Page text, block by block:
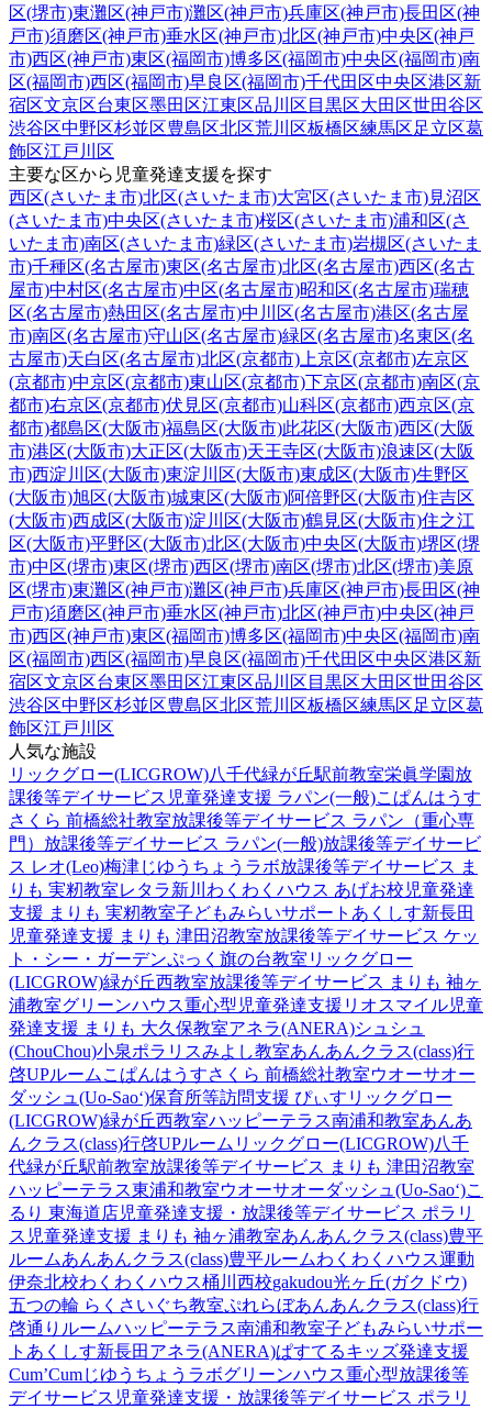
区(堺市)東灘区(神戸市)灘区(神戸市)兵庫区(神戸市)長田区(神
戸市)須磨区(神戸市)垂水区(神戸市)北区(神戸市)中央区(神戸
市)西区(神戸市)東区(福岡市)博多区(福岡市)中央区(福岡市)南
区(福岡市)西区(福岡市)早良区(福岡市)千代田区中央区港区新
宿区文京区台東区墨田区江東区品川区 目黒区大田区世田谷区
渋谷区中野区杉並区豊島区北区荒川区板橋区練馬区足立区葛
飾区江戸川区
主要な区から児童発達支援を探す
西区(さいたま市)北区(さいたま市)大宮区(さいたま市)見沼区
(さいたま市)中央区(さいたま市)桜区(さいたま市)浦和区(さ
いたま市)南区(さいたま市)緑区(さいたま市)岩槻区(さいたま
市)千種区(名古屋市)東区(名古屋市)北区(名古屋市)西区(名古
屋市)中村区(名古屋市)中区(名古屋市)昭和区(名古屋市)瑞穂
区(名古屋市)熱田区(名古屋市)中川区(名古屋市)港区(名古屋
市)南区(名古屋市)守山区(名古屋市)緑区(名古屋市)名東区(名
古屋市)天白区(名古屋市)北区(京都市) 上京区(京都市)左京区
(京都市)中京区(京都市)東山区(京都市)下京区(京都市)南区(京
都市)右京区(京都市)伏見区(京都市)山科区(京都市)西京区(京
都市)都島区(大阪市)福島区(大阪市)此花区(大阪市)西区(大阪
市)港区(大阪市)大正区(大阪市)天王寺区(大阪市)浪速区(大阪
市)西淀川区(大阪市)東淀川区(大阪市)東成区(大阪市)生野区
(大阪市)旭区(大阪市)城東区(大阪市)阿倍野区(大阪市)住吉区
(大阪市)西成区(大阪市)淀川区(大阪市)鶴見区(大阪市)住之江
区(大阪市)平野区(大阪市)北区(大阪市)中央区(大阪市)堺区(堺
市)中区(堺市)東区(堺市)西区(堺市)南区(堺市)北区(堺市)美原
区(堺市)東灘区(神戸市)灘区(神戸市)兵庫区(神戸市)長田区(神
戸市)須磨区(神戸市)垂水区(神戸市)北区(神戸市)中央区(神戸
市)西区(神戸市)東区(福岡市)博多区(福岡市)中央区(福岡市)南
区(福岡市)西区(福岡市)早良区(福岡市)千代田区中央区港区新
宿区文京区台東区墨田区江東区品川区 目黒区大田区世田谷区
渋谷区中野区杉並区豊島区北区荒川区板橋区練馬区足立区葛
飾区江戸川区
人気な施設
リックグロー(LICGROW)八千代緑が丘駅前教室栄眞学園放
課後等デイサービス 児童発達支援 ラパン(一般)こぱんはうす
さくら 前橋総社教室放課後等デイサービス ラパン（重心専
門） 放課後等デイサービス ラパン(一般)放課後等デイサービ
ス レオ(Leo)梅津じゆうちょうラボ放課後等デイサービス ま
りも 実籾教室レタラ新川 わくわくハウス あげお校 児童発達
支援 まりも 実籾教室子どもみらいサポートあくしす新長田
児童発達支援 まりも 津田沼教室放課後等デイサービス ケッ
ト・シー・ガーデンぷっく旗の台教室 リックグロー
(LICGROW)緑が丘西教室放課後等デイサービス まりも 袖ヶ
浦教室グリーンハウス重心型児童発達支援 リオスマイル児童
発達支援 まりも 大久保教室アネラ(ANERA)シュシュ
(ChouChou)小泉ポラリスみよし教室あんあんクラス(class)行
啓UPルーム こぱんはうすさくら 前橋総社教室ウオーサオー
ダッシュ(Uo-Sao‘)保育所等訪問支援 ぴぃす リックグロー
(LICGROW)緑が丘西教室ハッピーテラス南浦和教室あんあ
んクラス(class)行啓UPルーム リックグロー(LICGROW)八千
代緑が丘駅前教室放課後等デイサービス まりも 津田沼教室
ハッピーテラス東浦和教室ウオーサオーダッシュ(Uo-Sao‘)こ
るり 東海道店児童発達支援・放課後等デイサービス ポラリ
ス 児童発達支援 まりも 袖ヶ浦教室あんあんクラス(class)豊平
ルームあんあんクラス(class)豊平ルームわくわくハウス運動
伊奈北校わくわくハウス桶川西校gakudou光ヶ丘(ガクドウ)
五つの輪 らくさいぐち教室ぷれらぼあんあんクラス(class)行
啓通りルームハッピーテラス南浦和教室子どもみらいサポー
トあくしす新長田 アネラ(ANERA)ぱすてるキッズ発達支援
Cum’Cumじゆうちょうラボグリーンハウス重心型放課後等
デイサービス 児童発達支援・放課後等デイサービス ポラリ